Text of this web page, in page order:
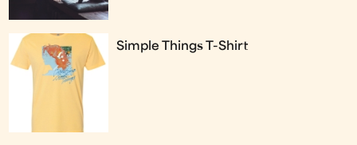
Simple Things T-Shirt